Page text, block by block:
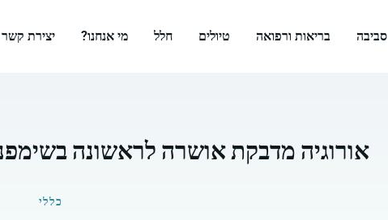
סביבה בריאות ורפואה טיולים חלל מי אנחנו? יצירת קשר
אורוגיה מדבקת אושרה לראשונה
כללי